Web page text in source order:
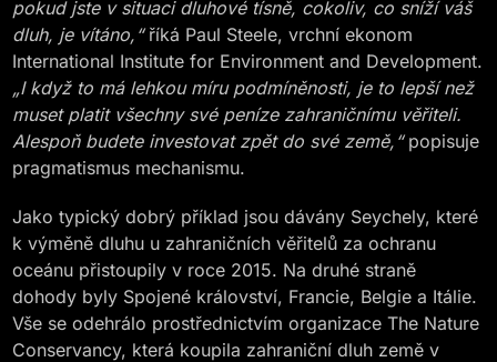
pokud jste v situaci dluhové tísně, cokoliv, co sníží váš
dluh, je vítáno,“říká Paul Steele, vrchní ekonom
International Institute for Environment and Development.
„I když to má lehkou míru podmíněnosti, je to lepší než
muset platit všechny své peníze zahraničnímu věřiteli.
Alespoň budete investovat zpět do své země,“popisuje
pragmatismus mechanismu.
Jako typický dobrý příklad jsou dávány Seychely, které
k výměně dluhu u zahraničních věřitelů za ochranu
oceánu přistoupily v roce 2015. Na druhé straně
dohody byly Spojené království, Francie, Belgie a Itálie.
Vše se odehrálo prostřednictvím organizace The Nature
Conservancy, která koupila zahraniční dluh země v